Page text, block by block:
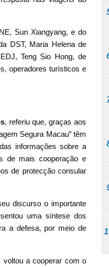
Sun Xiangyang, e do
DST, Maria Helena de
Teng Sio Hong, de
operadores turísticos e
, referiu que, graças aos
Segura Macau” têm
informações sobre a
de mais cooperação e
de protecção consular
discurso o importante
uma síntese dos
a defesa, por meio de
a cooperar com o